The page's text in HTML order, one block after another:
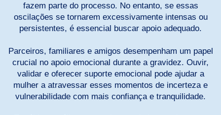
fazem parte do processo. No entanto, se essas
oscilações se tornarem excessivamente intensas ou
persistentes, é essencial buscar apoio adequado.
Parceiros, familiares e amigos desempenham um papel
crucial no apoio emocional durante a gravidez. Ouvir,
validar e oferecer suporte emocional pode ajudar a
mulher a atravessar esses momentos de incerteza e
vulnerabilidade com mais confiança e tranquilidade.